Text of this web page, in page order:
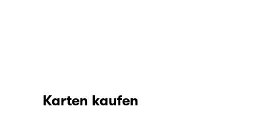
Karten kaufen